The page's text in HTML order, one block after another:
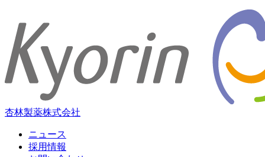
杏林製薬株式会社
ニュース
採用情報